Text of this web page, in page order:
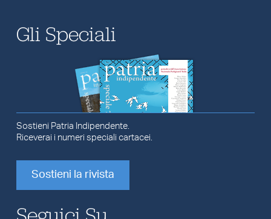
Gli Speciali
Sostieni Patria Indipendente.
Riceverai i numeri speciali cartacei.
Sostieni la rivista